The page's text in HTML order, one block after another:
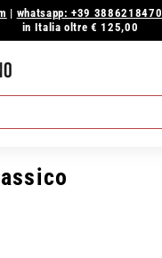
Metti
| whatsapp: +39 3886218470
in Italia oltre € 125,00